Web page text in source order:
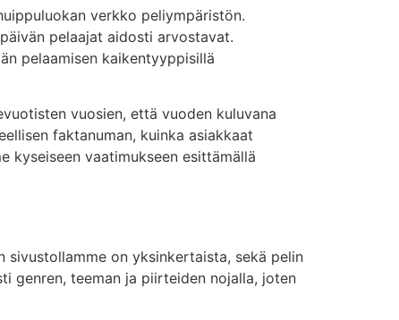
verkko peliympäristön.
pelaajat aidosti arvostavat.
pelaamisen kaikentyyppisillä
vuosien, että vuoden kuluvana
faktanuman, kuinka asiakkaat
kyseiseen vaatimukseen esittämällä
sivustollamme on yksinkertaista, sekä pelin
genren, teeman ja piirteiden nojalla, joten